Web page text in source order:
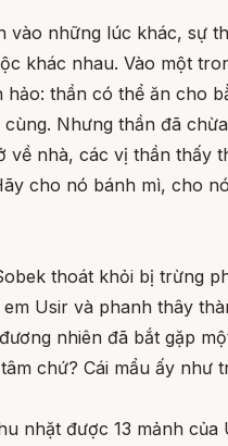
vào những lúc khác, sự
khác nhau. Vào một
hảo: thần có thể ăn cho
cùng. Nhưng thần đã
về nhà, các vị thần thấy
cho nó bánh mì, cho
thoát khỏi bị trừng
em Usir và phanh thây
nhiên đã bắt gặp
chứ? Cái mẩu ấy như
nhặt được 13 mảnh